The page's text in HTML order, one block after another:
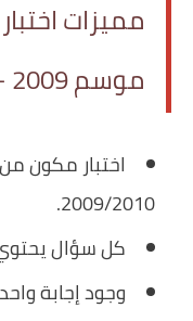
مميزات
موسم 2009 - 2010
2009/2010.
كل سؤال يحتوي
وجود إجابة